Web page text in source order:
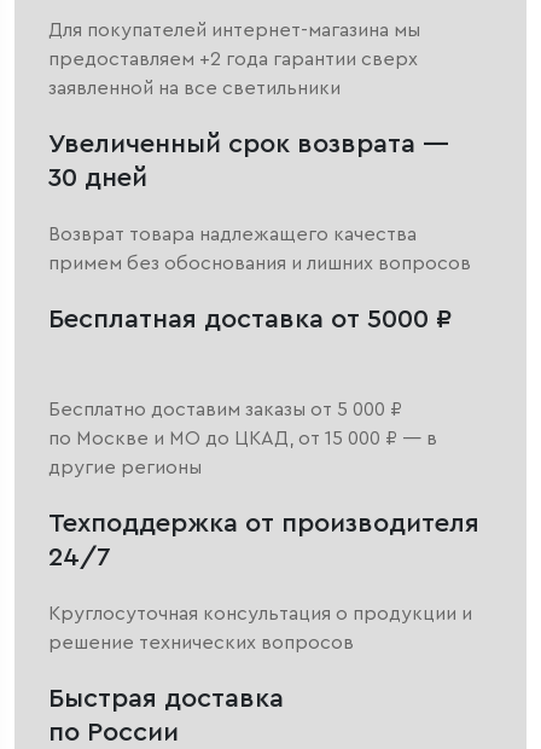
Для покупателей интернет-магазина мы
предоставляем +2 года гарантии сверх
заявленной на все светильники
Увеличенный срок возврата —
30 дней
Возврат товара надлежащего качества
примем без обоснования и лишних вопросов
Бесплатная доставка от 5000 ₽
Бесплатно доставим заказы от 5 000 ₽
по Москве и МО до ЦКАД, от 15 000 ₽ — в
другие регионы
Техподдержка от производителя
24/7
Круглосуточная консультация о продукции и
решение технических вопросов
Быстрая доставка
по России